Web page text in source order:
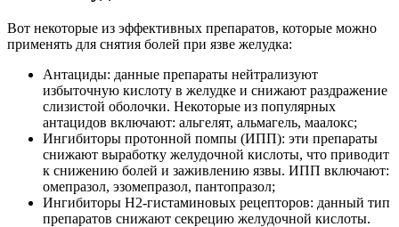
Вот некоторые из эффективных препаратов, которые можно
применять для снятия болей при язве желудка:
Антациды: данные препараты нейтрализуют
избыточную кислоту в желудке и снижают раздражение
слизистой оболочки. Некоторые из популярных
антацидов включают: альгелят, альмагель, маалокс;
Ингибиторы протонной помпы (ИПП): эти препараты
снижают выработку желудочной кислоты, что приводит
к снижению болей и заживлению язвы. ИПП включают:
омепразол, эзомепразол, пантопразол;
Ингибиторы H2-гистаминовых рецепторов: данный тип
препаратов снижают секрецию желудочной кислоты.